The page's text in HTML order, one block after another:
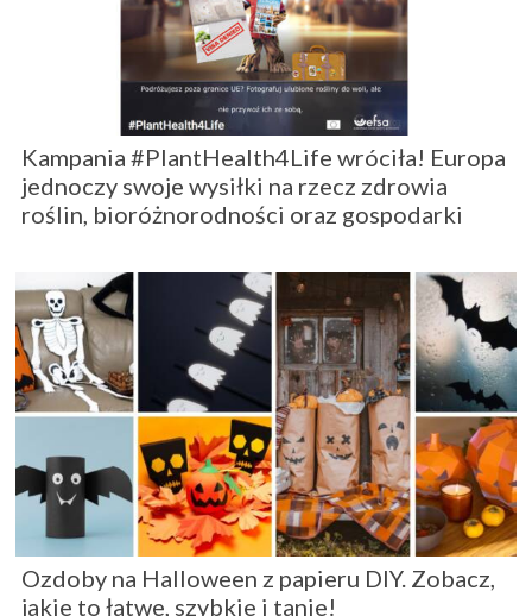
Kampania #PlantHealth4Life wróciła! Europa
jednoczy swoje wysiłki na rzecz zdrowia
roślin, bioróżnorodności oraz gospodarki
Ozdoby na Halloween z papieru DIY. Zobacz,
jakie to łatwe, szybkie i tanie!